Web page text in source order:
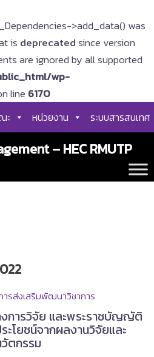
>add_data() was
is deprecatedsince version
are ignored by all supported
wp-
line 6170
ะ หน่วยงาน ระบบสารสนเทศ
– HEC RMUTP
รส่งเสริมพัฒนาวิชาการ
การวิจัย และพระราชบัญญัติ
ะโยชน์จากผลงานวิจัยและ
ตกรรม